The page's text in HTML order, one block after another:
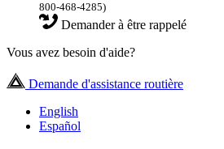
800-468-4285)
Demander à être rappelé
Vous avez besoin d'aide?
Demande d'assistance routière
English
Español